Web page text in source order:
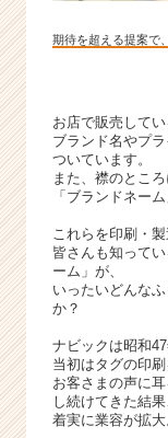
期待を超える提案で
お店で販売してい
ブランド名やプ
ついています。
また、襟のとこ
「ブランドネー
これらを印刷・
皆さんも知って
ーム」が、
いったいどんな
か？
ナビックは昭和47
当初はタグの印
お客さまの声に
し続けてきた結果
着実に業容が拡大